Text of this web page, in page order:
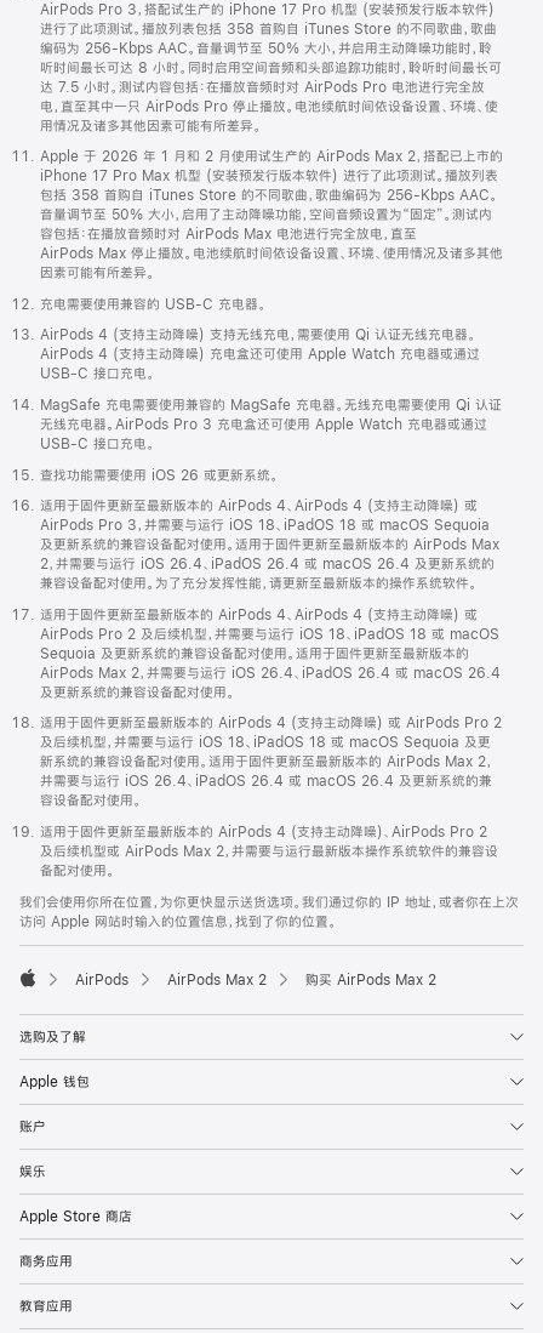
AirPods Pro 3，搭配试生产的 iPhone 17 Pro 机型 (安装预发行版本软件)
进行了此项测试。播放列表包括 358 首购自 iTunes Store 的不同歌曲，歌曲
编码为 256-Kbps AAC。音量调节至 50% 大小，并启用主动降噪功能时，聆
听时间最长可达 8 小时。同时启用空间音频和头部追踪功能时，聆听时间最长可
达 7.5 小时。测试内容包括：在播放音频时对 AirPods Pro 电池进行完全放
电，直至其中一只 AirPods Pro 停止播放。电池续航时间依设备设置、环境、使
用情况及诸多其他因素可能有所差异。
Apple 于 2026 年 1 月和 2 月使用试生产的 AirPods Max 2，搭配已上市的
iPhone 17 Pro Max 机型 (安装预发行版本软件) 进行了此项测试。播放列表
包括 358 首购自 iTunes Store 的不同歌曲，歌曲编码为 256-Kbps AAC。
音量调节至 50% 大小，启用了主动降噪功能，空间音频设置为“固定”。测试内
容包括：在播放音频时对 AirPods Max 电池进行完全放电，直至
AirPods Max 停止播放。电池续航时间依设备设置、环境、使用情况及诸多其他
因素可能有所差异。
充电需要使用兼容的 USB-C 充电器。
AirPods 4 (支持主动降噪) 支持无线充电，需要使用 Qi 认证无线充电器。
AirPods 4 (支持主动降噪) 充电盒还可使用 Apple Watch 充电器或通过
USB-C 接口充电。
MagSafe 充电需要使用兼容的 MagSafe 充电器。无线充电需要使用 Qi 认证
无线充电器。AirPods Pro 3 充电盒还可使用 Apple Watch 充电器或通过
USB-C 接口充电。
查找功能需要使用 iOS 26 或更新系统。
适用于固件更新至最新版本的 AirPods 4、AirPods 4 (支持主动降噪) 或
AirPods Pro 3，并需要与运行 iOS 18、iPadOS 18 或 macOS Sequoia
及更新系统的兼容设备配对使用。适用于固件更新至最新版本的 AirPods Max
2，并需要与运行 iOS 26.4、iPadOS 26.4 或 macOS 26.4 及更新系统的
兼容设备配对使用。为了充分发挥性能，请更新至最新版本的操作系统软件。
适用于固件更新至最新版本的 AirPods 4、AirPods 4 (支持主动降噪) 或
AirPods Pro 2 及后续机型，并需要与运行 iOS 18、iPadOS 18 或 macOS
Sequoia 及更新系统的兼容设备配对使用。适用于固件更新至最新版本的
AirPods Max 2，并需要与运行 iOS 26.4、iPadOS 26.4 或 macOS 26.4
及更新系统的兼容设备配对使用。
适用于固件更新至最新版本的 AirPods 4 (支持主动降噪) 或 AirPods Pro 2
及后续机型，并需要与运行 iOS 18、iPadOS 18 或 macOS Sequoia 及更
新系统的兼容设备配对使用。适用于固件更新至最新版本的 AirPods Max 2，
并需要与运行 iOS 26.4、iPadOS 26.4 或 macOS 26.4 及更新系统的兼
容设备配对使用。
适用于固件更新至最新版本的 AirPods 4 (支持主动降噪)、AirPods Pro 2
及后续机型或 AirPods Max 2，并需要与运行最新版本操作系统软件的兼容设
备配对使用。
我们会使用你所在位置，为你更快显示送货选项。我们通过你的 IP 地址，或者你在上次
访问 Apple 网站时输入的位置信息，找到了你的位置。
AirPods AirPods Max 2 购买 AirPods Max 2
选购及了解
Apple 钱包
账户
娱乐
Apple Store 商店
商务应用
教育应用